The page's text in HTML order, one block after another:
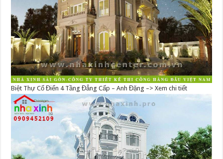
Biệt Thự Cổ Điển 4 Tầng Đẳng Cấp – Anh Đặng –> Xem chi tiết